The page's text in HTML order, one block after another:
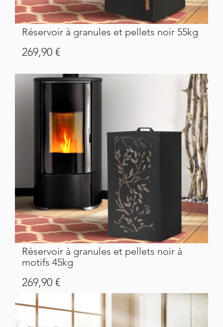
Réservoir à granules et pellets noir 55kg
Prix
269,90 €
Réservoir à granules et pellets noir à
motifs 45kg
Prix
269,90 €